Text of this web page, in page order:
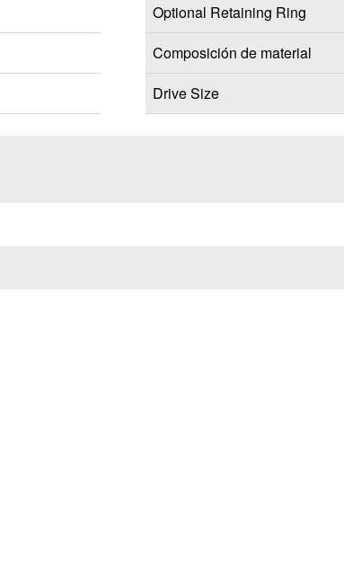
Optional Retaining Ring
Composición de material
Drive Size